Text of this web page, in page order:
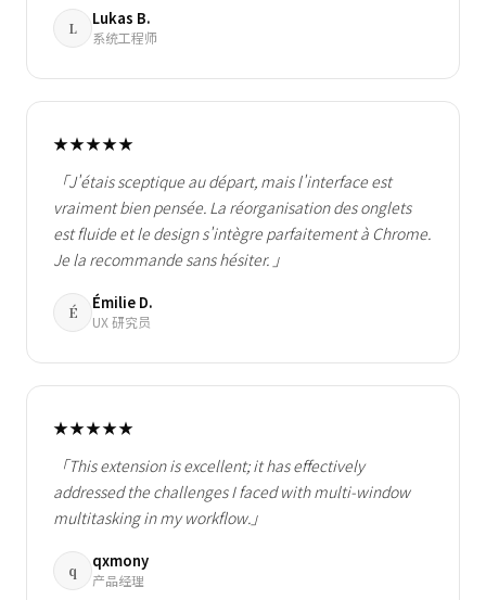
L Lukas B.
系统工程师
★★★★★
「J'étais sceptique au départ, mais l'interface est
vraiment bien pensée. La réorganisation des onglets
est fluide et le design s'intègre parfaitement à Chrome.
Je la recommande sans hésiter. 」
É Émilie D.
UX 研究员
★★★★★
「This extension is excellent; it has effectively
addressed the challenges I faced with multi-window
multitasking in my workflow.」
q qxmony
产品经理